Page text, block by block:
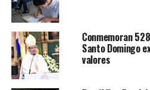
Conmemoran
Santo Domingo
valores